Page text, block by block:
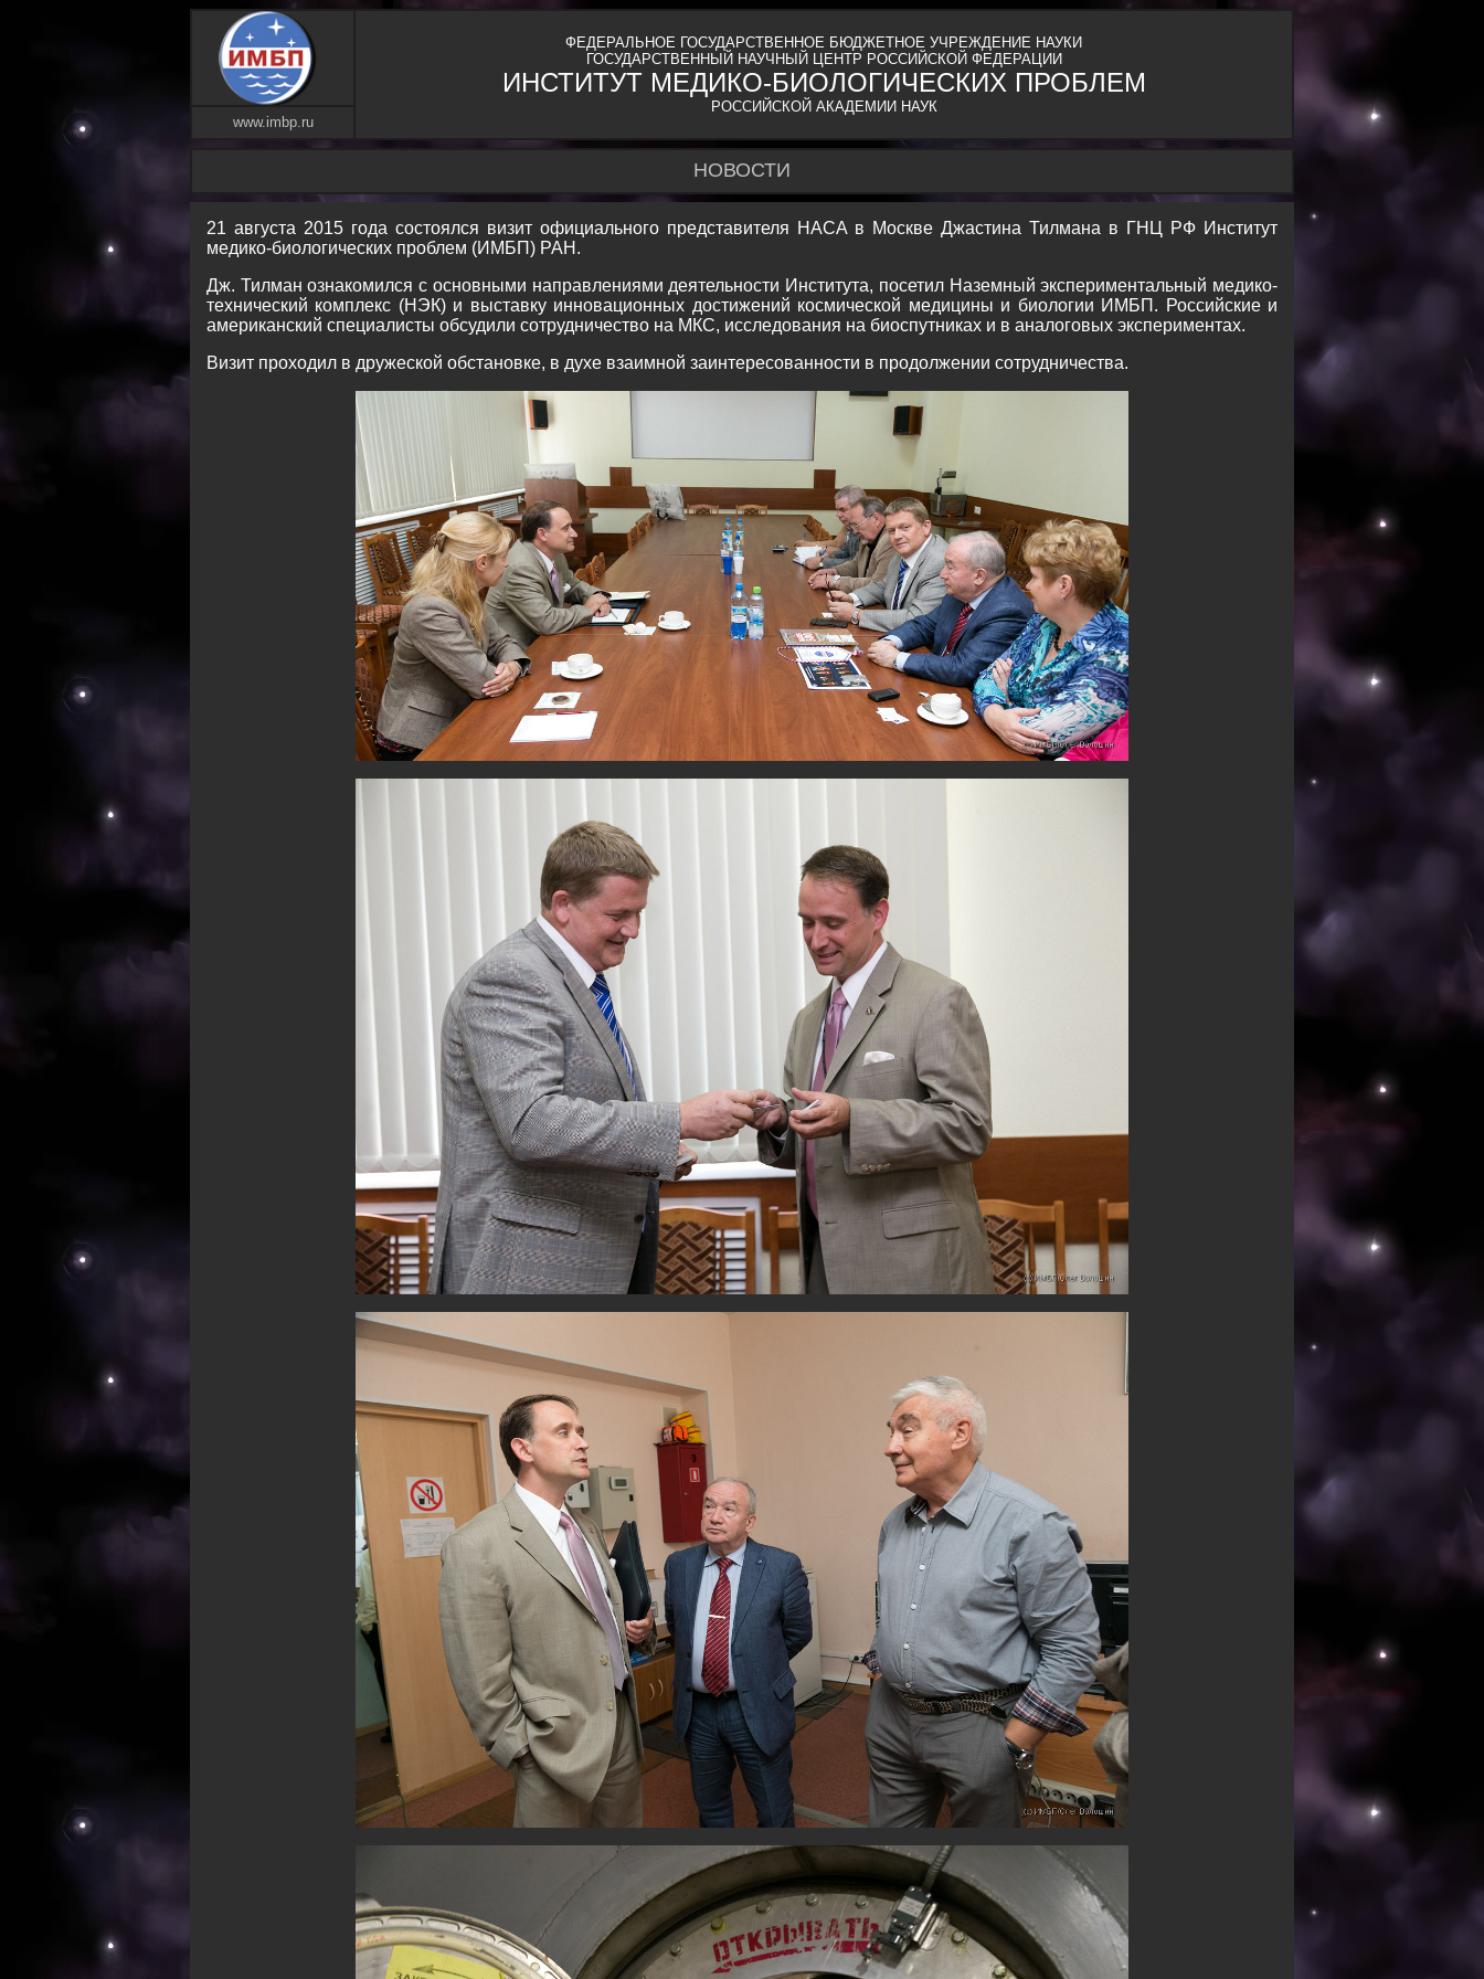
ФЕДЕРАЛЬНОЕ ГОСУДАРСТВЕННОЕ БЮДЖЕТНОЕ УЧРЕЖДЕНИЕ НАУКИ
ГОСУДАРСТВЕННЫЙ НАУЧНЫЙ ЦЕНТР РОССИЙСКОЙ ФЕДЕРАЦИИ
ИНСТИТУТ МЕДИКО-БИОЛОГИЧЕСКИХ ПРОБЛЕМ
РОССИЙСКОЙ АКАДЕМИИ НАУК
www.imbp.ru
НОВОСТИ
21 августа 2015 года состоялся визит официального представителя НАСА в Москве Джастина Тилмана в ГНЦ РФ Институт
медико-биологических проблем (ИМБП) РАН.
Дж. Тилман ознакомился с основными направлениями деятельности Института, посетил Наземный экспериментальный медико-
технический комплекс (НЭК) и выставку инновационных достижений космической медицины и биологии ИМБП. Российские и
американский специалисты обсудили сотрудничество на МКС, исследования на биоспутниках и в аналоговых экспериментах.
Визит проходил в дружеской обстановке, в духе взаимной заинтересованности в продолжении сотрудничества.